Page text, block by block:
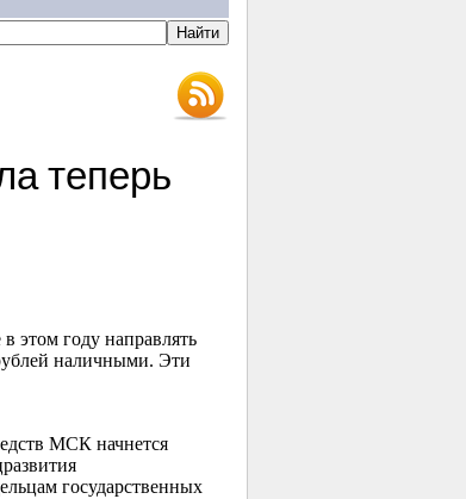
теперь
этом году направлять
наличными. Эти
МСК начнется
государственных